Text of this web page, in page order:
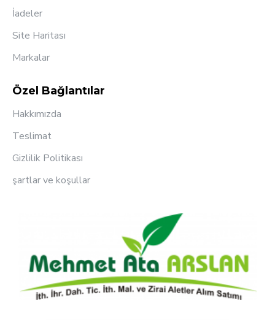
İadeler
Site Haritası
Markalar
Özel Bağlantılar
Hakkımızda
Teslimat
Gizlilik Politikası
şartlar ve koşullar